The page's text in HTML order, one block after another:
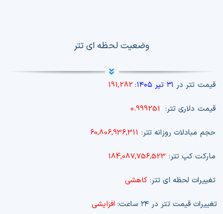
وضعیت لحظه ای تتر
قیمت تتر در ۳۱ تیر ۱۴۰۵ :
191,282
قیمت دلاری تتر: 0.999251
حجم مبادلات روزانه تتر: 60,806,936,311
مارکت کپ تتر: 184,087,756,523
تغییرات لحظه ای تتر:کاهشی
تغییرات قیمت تتر در ۲۴ ساعت: افزایشی